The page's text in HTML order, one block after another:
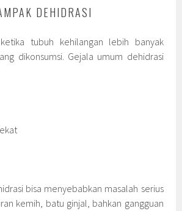
DEHIDRASI
tubuh kehilangan lebih banyak
dikonsumsi. Gejala umum dehidrasi
bisa menyebabkan masalah serius
kemih, batu ginjal, bahkan gangguan